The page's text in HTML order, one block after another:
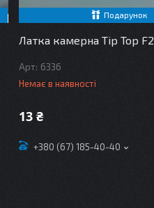
Подарунок
Латка камерна Tip Top F2
6336
Немає в наявності
13 ₴
+380 (67) 185-40-40